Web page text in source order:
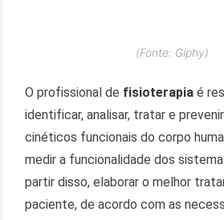
(Fonte: Giphy)
O profissional de fisioterapia é
identificar, analisar, tratar e
cinéticos funcionais do corpo
medir a funcionalidade dos
partir disso, elaborar o melhor
paciente, de acordo com as